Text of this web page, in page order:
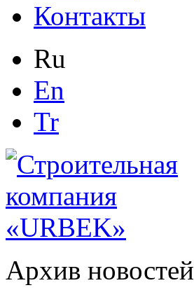
Контакты
Ru
En
Tr
Архив новостей